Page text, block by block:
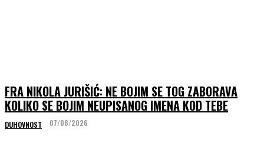
FRA NIKOLA JURIŠIĆ: NE BOJIM SE TOG ZABORAVA
KOLIKO SE BOJIM NEUPISANOG IMENA KOD TEBE
DUHOVNOST 07/08/2026